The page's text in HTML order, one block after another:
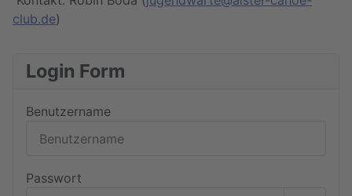
club.de)
Login Form
Benutzername
Passwort